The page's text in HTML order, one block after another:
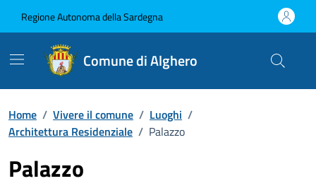
Regione Autonoma della Sardegna
Comune di Alghero
Home / Vivere il comune / Luoghi /
Architettura Residenziale / Palazzo
Palazzo